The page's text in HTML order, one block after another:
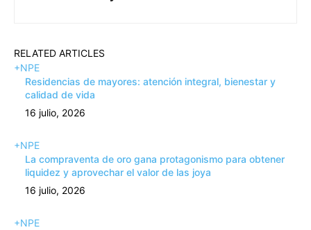
RELATED ARTICLES
+NPE
Residencias de mayores: atención integral, bienestar y
calidad de vida
16 julio, 2026
+NPE
La compraventa de oro gana protagonismo para obtener
liquidez y aprovechar el valor de las joya
16 julio, 2026
+NPE